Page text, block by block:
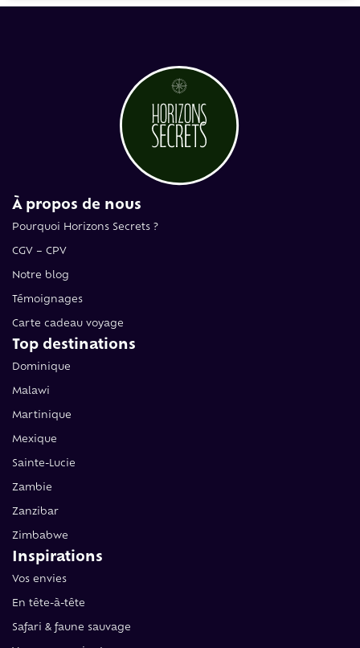
À propos de nous
Pourquoi Horizons Secrets ?
CGV – CPV
Notre blog
Témoignages
Carte cadeau voyage
Top destinations
Dominique
Malawi
Martinique
Mexique
Sainte-Lucie
Zambie
Zanzibar
Zimbabwe
Inspirations
Vos envies
En tête-à-tête
Safari & faune sauvage